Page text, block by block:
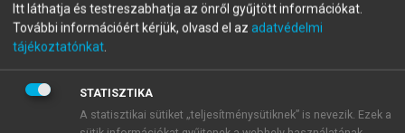
5.3.4. A terminológiai munka a
szakszövegírás során
Szakszövegíró 1 elmondása alapján a terminológia
Itt láthatja és testreszabhatja az önről gyűjtött információkat.
További információért kérjük, olvasd el az adatvédelmi
tájékoztatónkat.
STATISZTIKA
A statisztikai sütiket „teljesítménysütiknek” is nevezik. Ezek a